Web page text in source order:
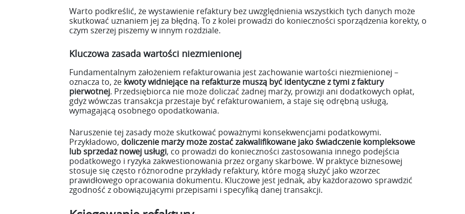
Warto podkreślić, że wystawienie refaktury bez uwzględnienia wszystkich tych danych może
skutkować uznaniem jej za błędną. To z kolei prowadzi do konieczności sporządzenia korekty, o
czym szerzej piszemy w innym rozdziale.
Kluczowa zasada wartości niezmienionej
Fundamentalnym założeniem refakturowania jest zachowanie wartości niezmienionej –
oznacza to, że kwoty widniejące na refakturze muszą być identyczne z tymi z faktury
pierwotnej. Przedsiębiorca nie może doliczać żadnej marży, prowizji ani dodatkowych opłat,
gdyż wówczas transakcja przestaje być refakturowaniem, a staje się odrębną usługą,
wymagającą osobnego opodatkowania.
Naruszenie tej zasady może skutkować poważnymi konsekwencjami podatkowymi.
Przykładowo, doliczenie marży może zostać zakwalifikowane jako świadczenie kompleksowe
lub sprzedaż nowej usługi, co prowadzi do konieczności zastosowania innego podejścia
podatkowego i ryzyka zakwestionowania przez organy skarbowe. W praktyce biznesowej
stosuje się często różnorodne przykłady refaktury, które mogą służyć jako wzorzec
prawidłowego opracowania dokumentu. Kluczowe jest jednak, aby każdorazowo sprawdzić
zgodność z obowiązującymi przepisami i specyfiką danej transakcji.